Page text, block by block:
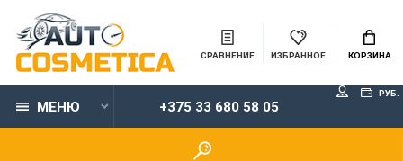
СРАВНЕНИЕ ИЗБРАННОЕ КОРЗИНА
МЕНЮ +375 33 680 58 05
РУБ.